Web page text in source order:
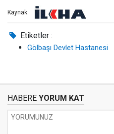
Kaynak:
Etiketler :
Gölbaşı Devlet Hastanesi
HABERE YORUM KAT